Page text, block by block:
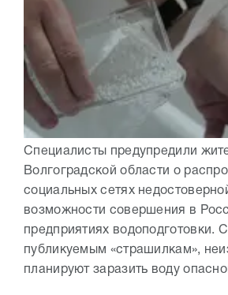
Специалисты предупредили
Волгоградской области о
социальных сетях
возможности совершения в
предприятиях водоподготовки.
публикуемым «страшилкам»,
планируют заразить воду